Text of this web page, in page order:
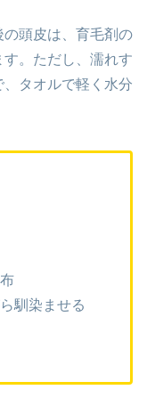
頭皮は、育毛剤の
。ただし、濡れす
タオルで軽く水分
馴染ませる